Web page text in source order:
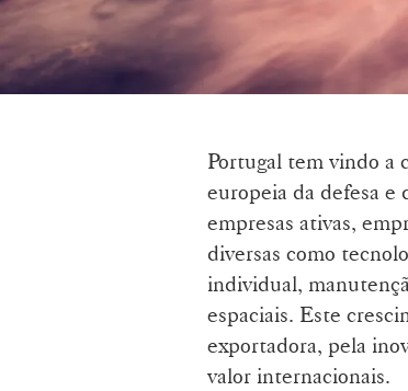
Portugal tem vindo a
europeia da defesa e
empresas ativas,
diversas como
individual,
espaciais. Este
exportadora, pela
valor internacionais.